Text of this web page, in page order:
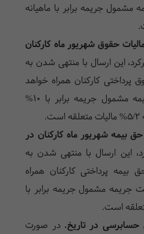
جریمه برابر با ماهیانه
حقوق شهریور ماه کارکنان
این ارسال با منتهی شدن به
با ۲% حقوق پرداختی کارکنان همراه خواهد
بود. عدم پرداخت جریمه مشمول جریمه برابر با ۱۰%
بیمه شهریور ماه کارکنان در
این ارسال با منتهی شدن به
با ۱۰% حق بیمه پرداختی کارکنان همراه
جریمه مشمول جریمه برابر با
در صورت